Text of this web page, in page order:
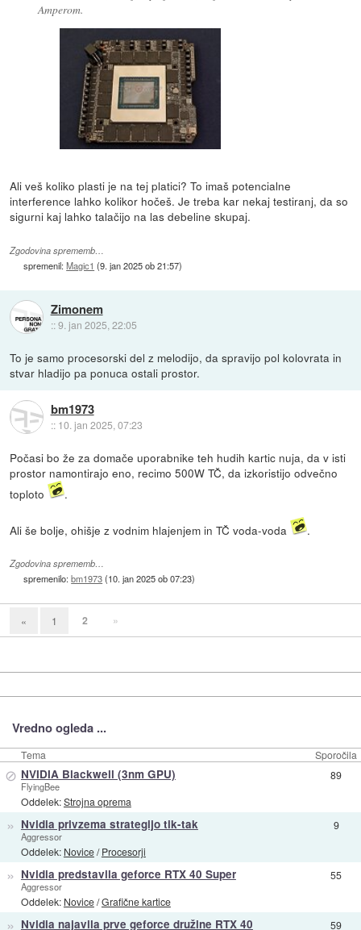
Amperom.
Ali veš koliko plasti je na tej platici? To imaš potencialne
interference lahko kolikor hočeš. Je treba kar nekaj testiranj, da so
sigurni kaj lahko talačijo na las debeline skupaj.
Zgodovina sprememb…
spremenil:Magic1 (9. jan 2025 ob 21:57)
Zimonem
::9. jan 2025, 22:05
To je samo procesorski del z melodijo, da spravijo pol kolovrata in
stvar hladijo pa ponuca ostali prostor.
bm1973
:: 10. jan 2025, 07:23
Počasi bo že za domače uporabnike teh hudih kartic nuja, da v isti
prostor namontirajo eno, recimo 500W TČ, da izkoristijo odvečno
toploto
.
Ali še bolje, ohišje z vodnim hlajenjem in TČ voda-voda .
Zgodovina sprememb…
spremenilo:bm1973(10. jan 2025 ob 07:23)
« 1 2 »
Vredno ogleda ...
Tema Sporočila
⊘ NVIDIA Blackwell (3nm GPU)
FlyingBee
Oddelek:Strojna oprema
89
» Nvidia privzema strategijo tik-tak
Aggressor
Oddelek: Novice/Procesorji
9
» Nvidia predstavila geforce RTX 40 Super
Aggressor
Oddelek: Novice/Grafične kartice
55
» Nvidia najavila prve geforce družine RTX 40 59